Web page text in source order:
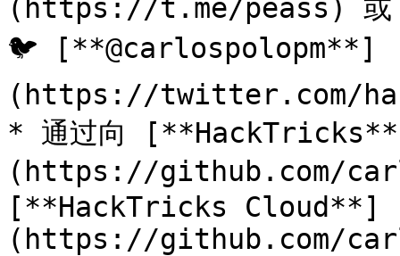
(https://t.me/peass) 或
🐦 [**@carlospolopm**]
(https://twitter.com/
* 通过向
(https://github.com/
[**HackTricks Cloud**]
(https://github.com/